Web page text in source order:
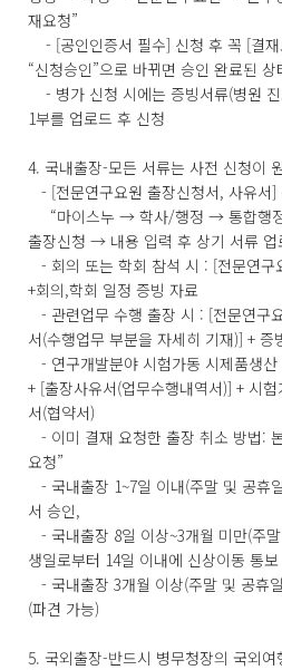
재요청”
- [공인인증서 필수] 신청 후 꼭 [결
“신청승인”으로 바뀌면 승인 완료된 상
- 병가 신청 시에는 증빙서류(병원
1부를 업로드 후 신청
4. 국내출장-모든 서류는 사전 신청이
- [전문연구요원 출장신청서, 사유서]
“마이스누 → 학사/행정 → 통합행
출장신청 → 내용 입력 후 상기 서류 업
- 회의 또는 학회 참석 시 : [전문연구
+회의,학회 일정 증빙 자료
- 관련업무 수행 출장 시 : [전문연구
서(수행업무 부분을 자세히 기재)] + 증
- 연구개발분야 시험가동 시제품생
+ [출장사유서(업무수행내역서)] + 시
서(협약서)
- 이미 결재 요청한 출장 취소 방법:
요청”
- 국내출장 1~7일 이내(주말 및 공휴
서 승인,
- 국내출장 8일 이상~3개월 미만(주
생일로부터 14일 이내에 신상이동 통보
- 국내출장 3개월 이상(주말 및 공휴
(파견 가능)
5. 국외출장-반드시 병무청장의 국외